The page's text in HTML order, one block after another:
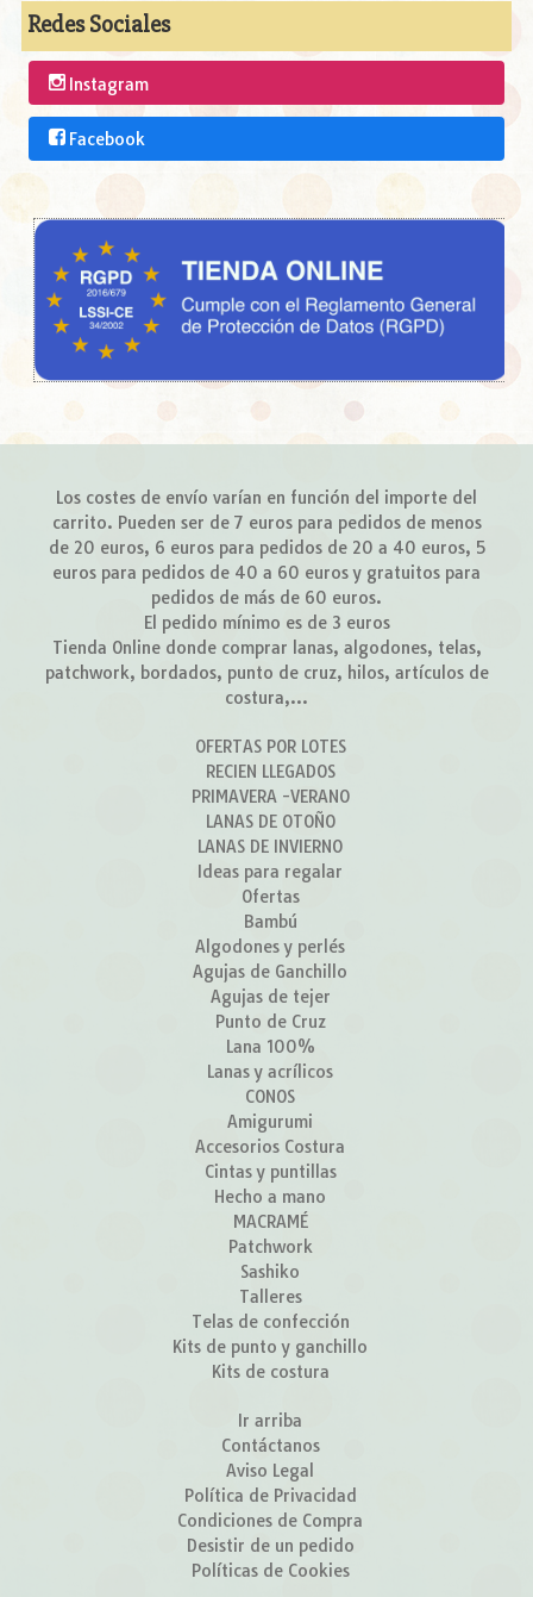
Redes Sociales
Instagram
Facebook
Los costes de envío varían en función del importe del
carrito. Pueden ser de 7 euros para pedidos de menos
de 20 euros, 6 euros para pedidos de 20 a 40 euros, 5
euros para pedidos de 40 a 60 euros y gratuitos para
pedidos de más de 60 euros.
El pedido mínimo es de 3 euros
Tienda Online donde comprar lanas, algodones, telas,
patchwork, bordados, punto de cruz, hilos, artículos de
costura,...
OFERTAS POR LOTES
RECIEN LLEGADOS
PRIMAVERA -VERANO
LANAS DE OTOÑO
LANAS DE INVIERNO
Ideas para regalar
Ofertas
Bambú
Algodones y perlés
Agujas de Ganchillo
Agujas de tejer
Punto de Cruz
Lana 100%
Lanas y acrílicos
CONOS
Amigurumi
Accesorios Costura
Cintas y puntillas
Hecho a mano
MACRAMÉ
Patchwork
Sashiko
Talleres
Telas de confección
Kits de punto y ganchillo
Kits de costura
Ir arriba
Contáctanos
Aviso Legal
Política de Privacidad
Condiciones de Compra
Desistir de un pedido
Políticas de Cookies